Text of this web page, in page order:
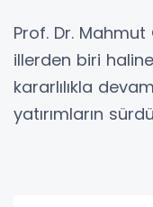
Prof. Dr.
illerden biri
kararlılıkla
yatırımların